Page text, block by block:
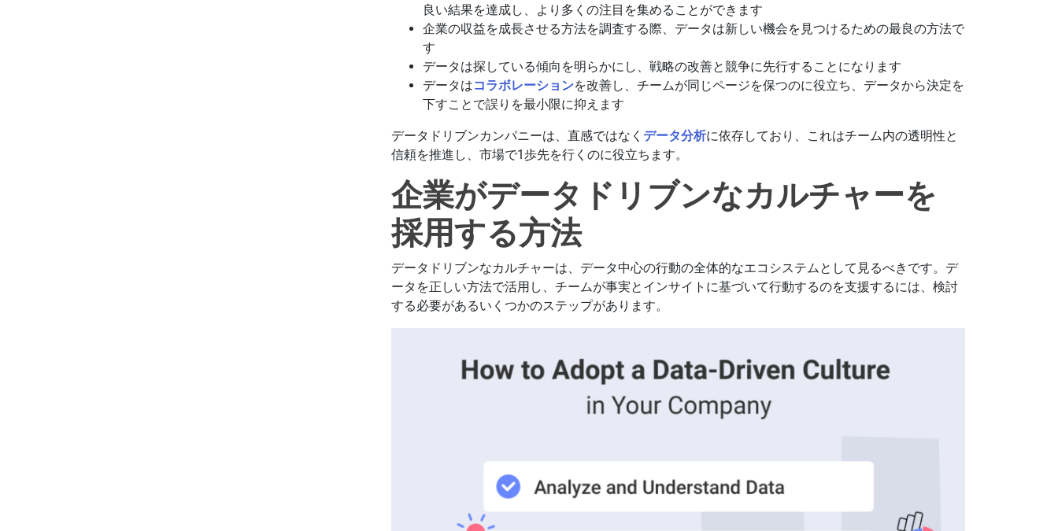
良い結果を達成し、より多くの注目を集めることができます
企業の収益を成長させる方法を調査する際、データは新しい機会を見つけるための最良の方法で
す
データは探している傾向を明らかにし、戦略の改善と競争に先行することになります
データはコラボレーションを改善し、チームが同じページを保つのに役立ち、データから決定を
下すことで誤りを最小限に抑えます
データドリブンカンパニーは、直感ではなく データ分析に依存しており、これはチーム内の透明性と
信頼を推進し、市場で1歩先を行くのに役立ちます。
企業がデータドリブンなカルチャーを
採用する方法
データドリブンなカルチャーは、データ中心の行動の全体的なエコシステムとして見るべきです。デ
ータを正しい方法で活用し、チームが事実とインサイトに基づいて行動するのを支援するには、検討
する必要があるいくつかのステップがあります。